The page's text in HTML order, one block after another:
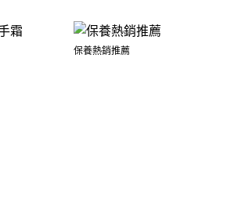
保養熱銷推薦